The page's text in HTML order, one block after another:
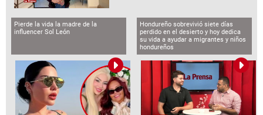
Pierde la vida la madre de la
influencer Sol León
Hondureño sobrevivió siete días
perdido en el desierto y hoy dedica
su vida a ayudar a migrantes y niños
hondureños